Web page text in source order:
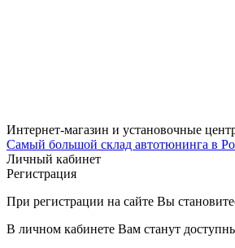
Интернет-магазин и установочные
Самый большой склад автотюнинга в
Личный кабинет
Регистрация
При регистрации на сайте Вы
В личном кабинете Вам станут